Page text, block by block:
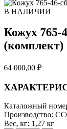
В НАЛИЧИИ
Кожух 765-
(комплект)
64 000,00 ₽
Каталожный
Производство:
Вес, кг: 1,27 кг